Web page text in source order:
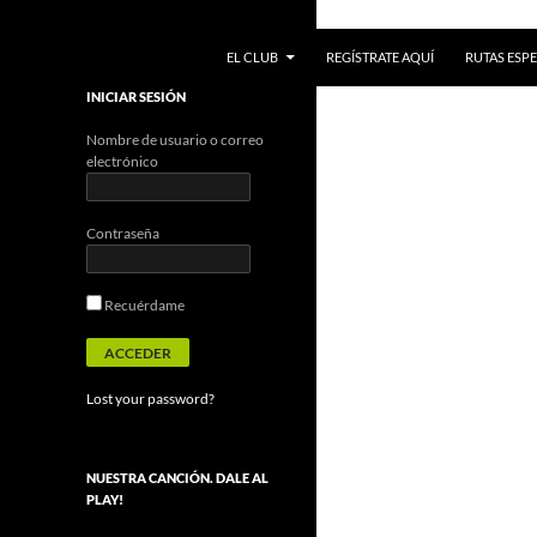
EL CLUB
REGÍSTRATE AQUÍ RUTAS
INICIAR SESIÓN
Nombre de usuario o correo
electrónico
Contraseña
Recuérdame
Lost your password?
NUESTRA CANCIÓN. DALE AL
PLAY!